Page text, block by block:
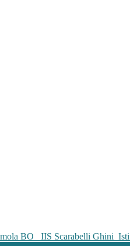
IIS Scarabelli Ghini